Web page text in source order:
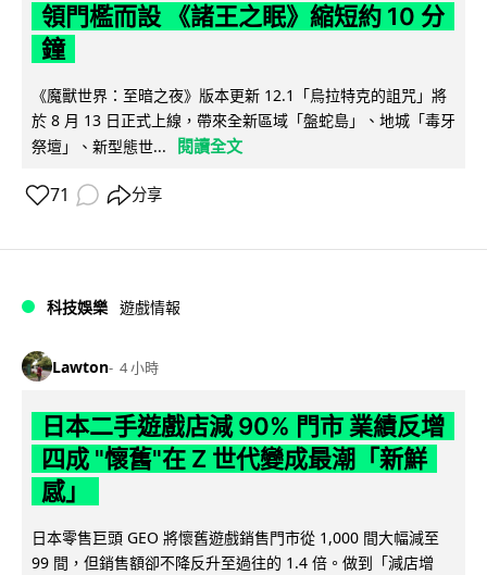
領門檻而設 《諸王之眠》縮短約 10 分
鐘
《魔獸世界：至暗之夜》版本更新 12.1「烏拉特克的詛咒」將
於 8 月 13 日正式上線，帶來全新區域「盤蛇島」、地城「毒牙
祭壇」、新型態世...
閱讀全文
71 分享
科技娛樂 遊戲情報
Lawton 4 小時
日本二手遊戲店減 90% 門市 業績反增
四成 "懷舊"在 Z 世代變成最潮「新鮮
感」
日本零售巨頭 GEO 將懷舊遊戲銷售門市從 1,000 間大幅減至
99 間，但銷售額卻不降反升至過往的 1.4 倍。做到「減店增